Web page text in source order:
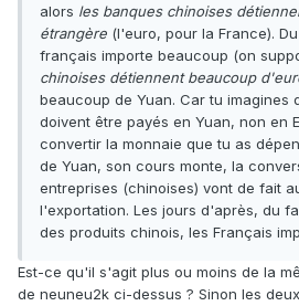
alors les banques chinoises
étrangère (l'euro, pour la France).
français importe beaucoup (on
chinoises détiennent beaucoup
beaucoup de Yuan. Car tu imagines
doivent être payés en Yuan, non en
convertir la monnaie que tu as
de Yuan, son cours monte, la
entreprises (chinoises) vont de fait
l'exportation. Les jours d'après, du
des produits chinois, les Français
Est-ce qu'il s'agit plus ou moins de la
de neuneu2k ci-dessus ? Sinon les